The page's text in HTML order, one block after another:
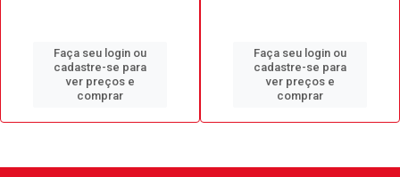
Faça seu login ou
cadastre-se para
ver preços e
comprar
Faça seu login ou
cadastre-se para
ver preços e
comprar